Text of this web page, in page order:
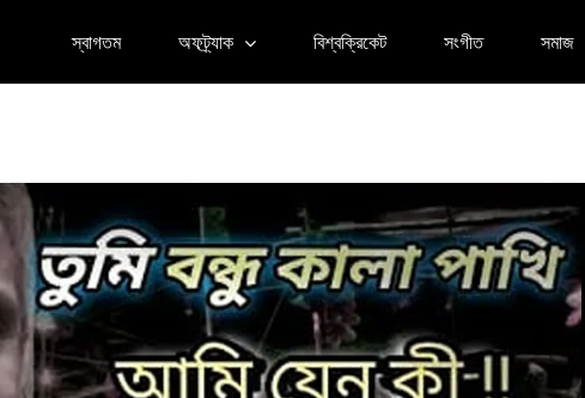
স্বাগতম অফট্র্যাক বিশ্বক্রিকেট সংগীত সমাজ